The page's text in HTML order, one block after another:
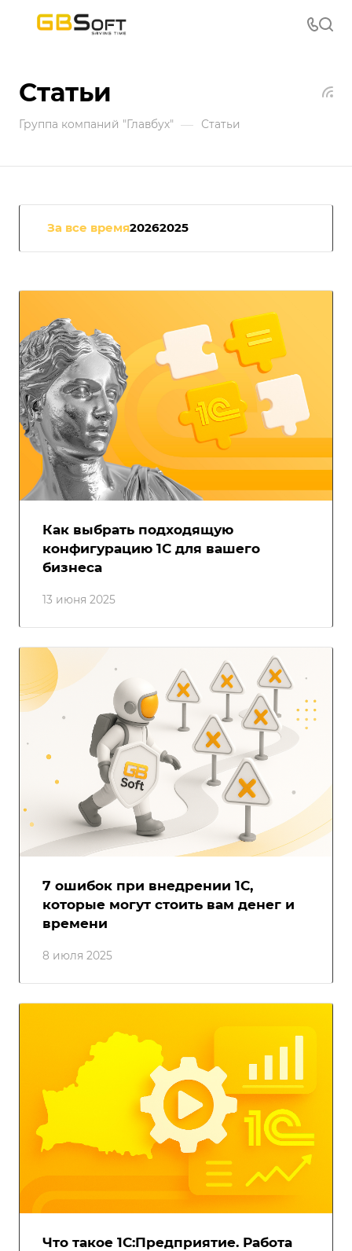
Статьи
Группа компаний "Главбух" — Статьи
За все время20262025
13 июня 2025
Как выбрать подходящую
конфигурацию 1С для вашего
бизнеса
8 июля 2025
7 ошибок при внедрении 1С,
которые могут стоить вам денег и
времени
Что такое 1С:Предприятие. Работа